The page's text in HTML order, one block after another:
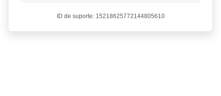
ID de suporte: 15218625772144805610